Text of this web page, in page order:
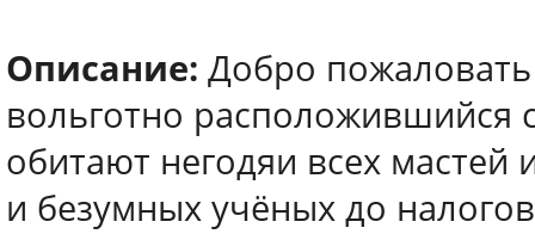
Описание: Добро
вольготно расположившийся
обитают негодяи всех
и безумных учёных до